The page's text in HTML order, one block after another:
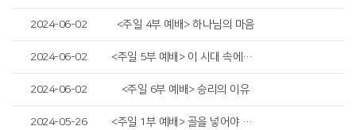
2024-06-02 <주일 4부 예배> 하나님의 마음
2024-06-02 <주일 5부 예배> 이 시대 속에서 예수님 따라가기
2024-06-02 <주일 6부 예배> 승리의 이유
2024-05-26 <주일 1부 예배> 골을 넣어야 이깁니다